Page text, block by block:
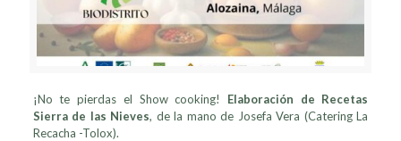
¡No te pierdas el Show cooking! Elaboración de Recetas
Sierra de las Nieves, de la mano de Josefa Vera (Catering La
Recacha -Tolox).